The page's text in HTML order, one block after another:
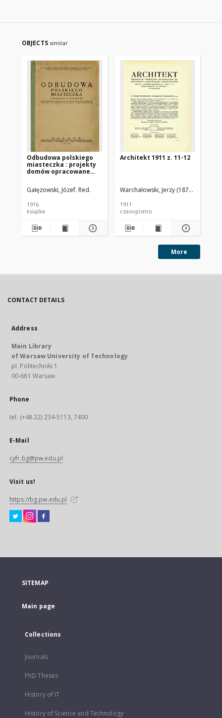
OBJECTS similar
Odbudowa polskiego
miasteczka : projekty
domów opracowane
architektów polskich
Gałęzowski, Józef. Red.
1916
książka
Architekt 1911 z. 11-12
Warchałowski, Jerzy (1874-1939).
1911
czasopismo
More
CONTACT DETAILS
Address
Main Library
of Warsaw University of Technology
pl. Politechniki 1
00-661 Warsaw
Phone
tel. (+48 22) 234-5113, 7400
E-Mail
cyfr.bg@pw.edu.pl
Visit us!
https://bg.pw.edu.pl
SITEMAP
Main page
Collections
Journals
PhD Theses
History of IT
History of Science and Technology